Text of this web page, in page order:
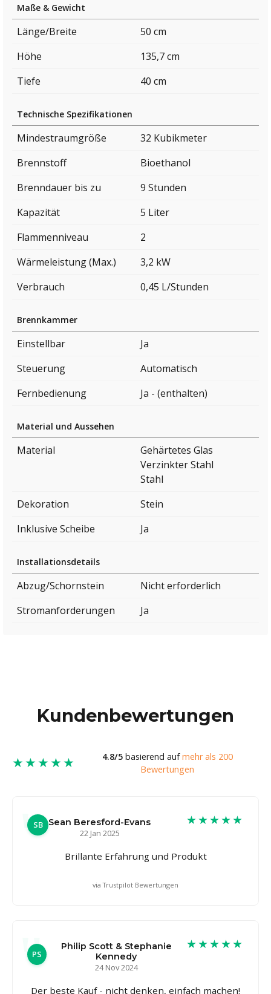
Maße & Gewicht
Länge/Breite
50 cm
Höhe
135,7 cm
Tiefe
40 cm
Technische Spezifikationen
Mindestraumgröße
32 Kubikmeter
Brennstoff
Bioethanol
Brenndauer bis zu
9 Stunden
Kapazität
5 Liter
Flammenniveau
2
Wärmeleistung (Max.)
3,2 kW
Verbrauch
0,45 L/Stunden
Brennkammer
Einstellbar
Ja
Steuerung
Automatisch
Fernbedienung
Ja - (enthalten)
Material und Aussehen
Material
Gehärtetes Glas
Verzinkter Stahl
Stahl
Dekoration
Stein
Inklusive Scheibe
Ja
Installationsdetails
Abzug/Schornstein
Nicht erforderlich
Stromanforderungen
Ja
Kundenbewertungen
★★★★★ 4.8/5basierend aufmehr als 200
Bewertungen
SB Sean Beresford-Evans
22 Jan 2025
★★★★★
Brillante Erfahrung und Produkt
via Trustpilot Bewertungen
PS
Philip Scott & Stephanie
Kennedy
24 Nov 2024
★★★★★
Der beste Kauf - nicht denken, einfach machen!